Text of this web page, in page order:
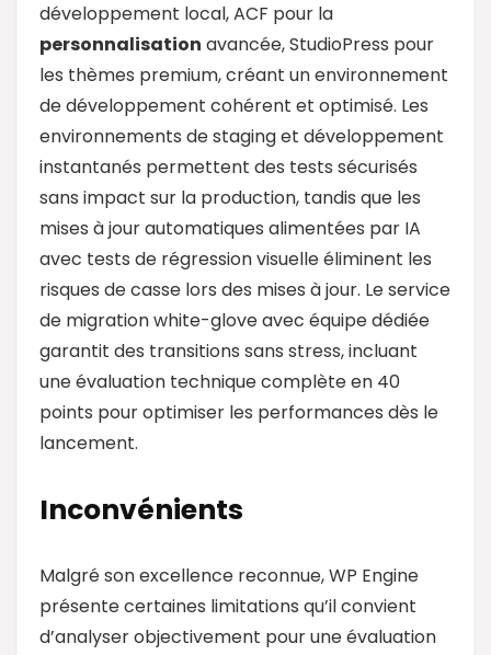
développement local, ACF pour la
personnalisation avancée, StudioPress pour
les thèmes premium, créant un environnement
de développement cohérent et optimisé. Les
environnements de staging et développement
instantanés permettent des tests sécurisés
sans impact sur la production, tandis que les
mises à jour automatiques alimentées par IA
avec tests de régression visuelle éliminent les
risques de casse lors des mises à jour. Le service
de migration white-glove avec équipe dédiée
garantit des transitions sans stress, incluant
une évaluation technique complète en 40
points pour optimiser les performances dès le
lancement.
Inconvénients
Malgré son excellence reconnue, WP Engine
présente certaines limitations qu’il convient
d’analyser objectivement pour une évaluation